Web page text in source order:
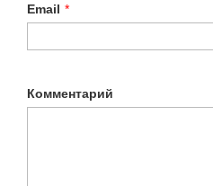
Email *
Комментарий